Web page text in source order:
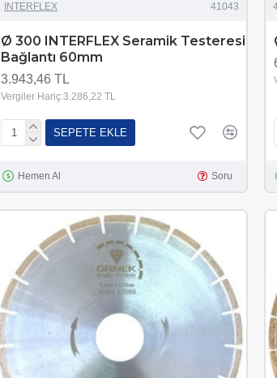
INTERFLEX 41043
Ø 300 INTERFLEX Seramik Testeresi
Bağlantı 60mm
3.943,46 TL
Vergiler Hariç:3.286,22 TL
SEPETE EKLE
Hemen Al Soru